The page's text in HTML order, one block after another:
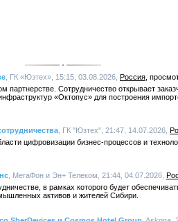
, ГК «Юзтех», 15:15, 03.08.2026, Россия
партнерстве. Сотрудничество открывает
«Октопус» для построения
, ГК "Юзтех", 21:47, 14.07.2026,
цифровизации бизнес-процессов и
, МегаФон и Эн+ Телеком, 21:44, 04.07.2026,
в рамках которого будет
активов и жителей Сибири.